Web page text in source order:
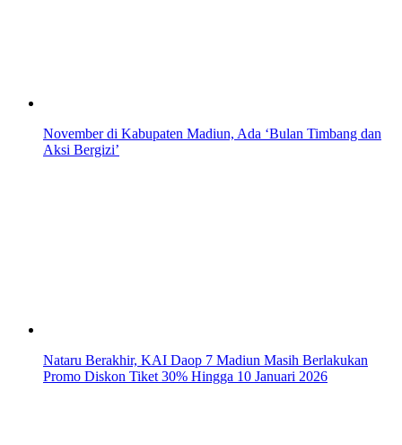
November di Kabupaten Madiun, Ada ‘Bulan Timbang dan
Aksi Bergizi’
Nataru Berakhir, KAI Daop 7 Madiun Masih Berlakukan
Promo Diskon Tiket 30% Hingga 10 Januari 2026